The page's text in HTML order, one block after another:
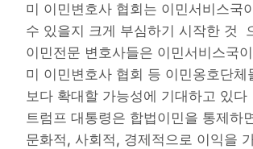
미 이민변호사 협회는 이민서비스국
수 있을지 크게 부심하기 시작한 것
이민전문 변호사들은 이민서비스국
미 이민변호사 협회 등 이민옹호단
보다 확대할 가능성에 기대하고 있다
트럼프 대통령은 합법이민을 통제하
문화적, 사회적, 경제적으로 이익을